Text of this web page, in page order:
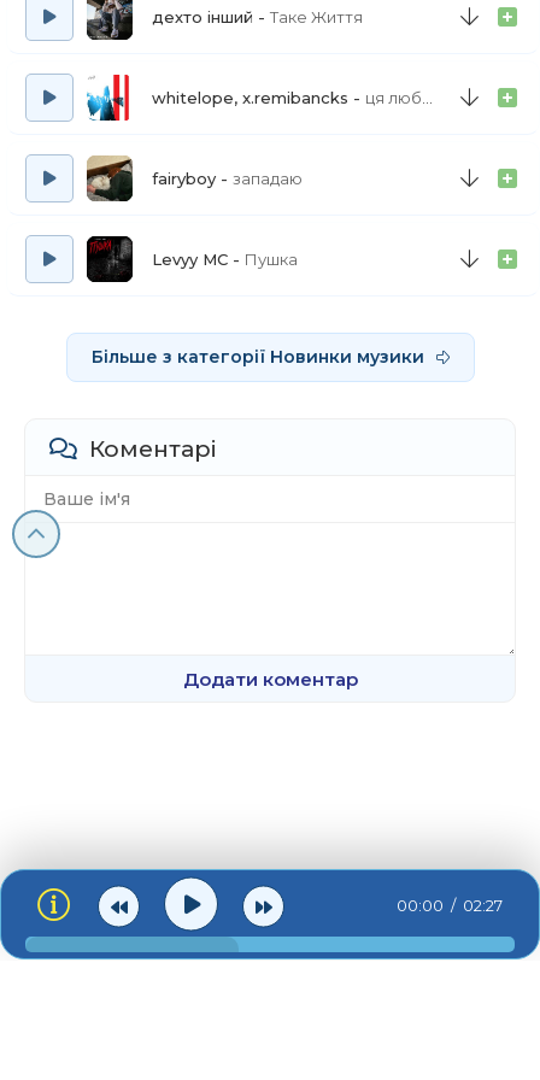
Ти прийшов — мене нема (Бой)
Підманула-підвела
Ти прийшов — мене нема (Бой)
По снігах, мене шукати будеш
дехто інший Таке Життя
whitelope, x.remibancks ця любов фінал фінал
fairyboy западаю
Levyy MC Пушка
Більше з категорії Новинки музики
Коментарі
Додати коментар
00:00 02:27